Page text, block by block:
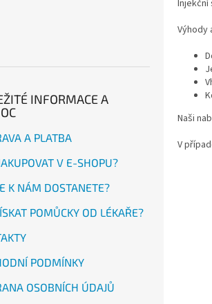
INFORMACE A
A PLATBA
V E-SHOPU?
K NÁM DOSTANETE?
POMŮCKY OD LÉKAŘE?
PODMÍNKY
OSOBNÍCH ÚDAJŮ
Injekční
Výhody
Naši
V